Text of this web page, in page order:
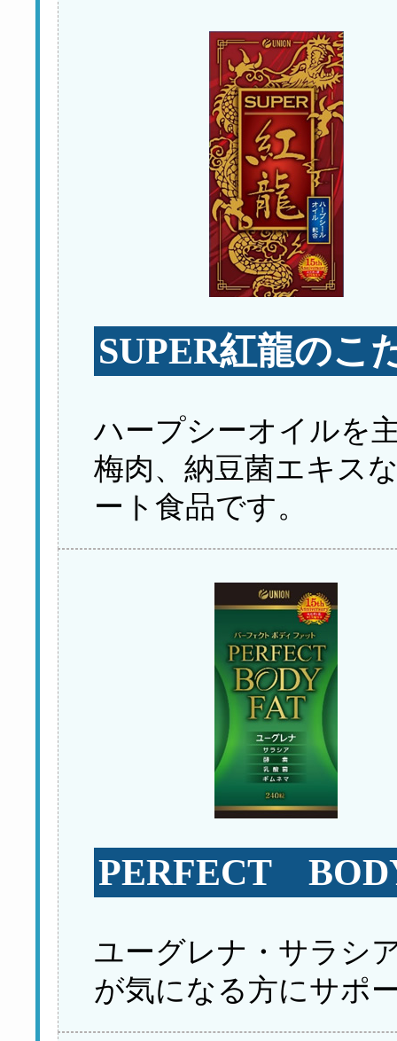
SUPER紅龍のこ
ハープシーオイルを
梅肉、納豆菌エキス
ート食品です。
PERFECT
ユーグレナ・サラシ
が気になる方にサポ